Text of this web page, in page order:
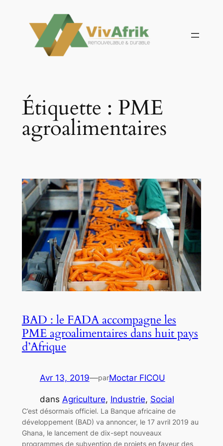
contenu
Étiquette : PME
agroalimentaires
BAD : le FADA accompagne les
PME agroalimentaires dans huit pays
d’Afrique
Avr 13, 2019—parMoctar FICOU
dans Agriculture, Industrie, Social
C’est désormais officiel. La Banque africaine de
développement (BAD) va annoncer, le 17 avril 2019 au
Ghana, le lancement de dix-sept nouveaux
programmes de subvention de projets en faveur des